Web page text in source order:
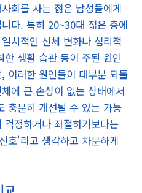
회를 사는 젊은 남성들에게
다. 특히 20~30대 젊은 층에
시적인 신체 변화나 심리적
생활 습관 등이 주된 원인
이러한 원인들이 대부분 되돌
에 큰 손상이 없는 상태에서
충분히 개선될 수 있는 가능
정하거나 좌절하기보다는
호'라고 생각하고 차분하게